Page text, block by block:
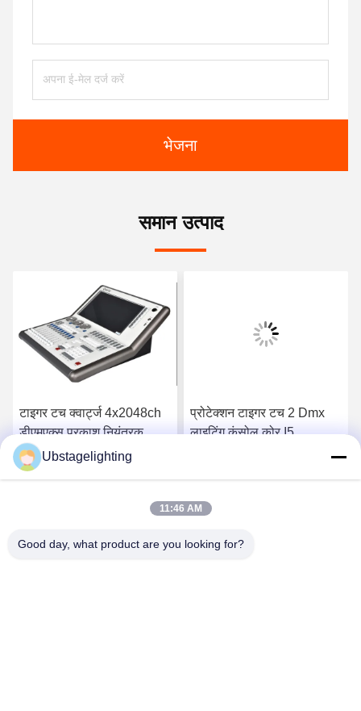
भेजना
समान उत्पाद
टाइगर टच क्वार्ट्ज 4x2048ch
डीएमएक्स प्रकाश नियंत्रक
42.5 सेमी चौड़ा
प्रोटेक्शन टाइगर टच 2 Dmx
लाइटिंग कंसोल कोर I5
Ubstagelighting
11:46 AM
Good day, what product are you looking for?